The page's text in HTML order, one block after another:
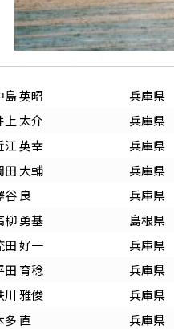
島 英昭 兵庫県
上 太介
兵庫県
江 英幸
兵庫県
田 大輔
兵庫県
谷 良
兵庫県
柳 勇基
島根県
田 好一
兵庫県
田 育稔
兵庫県
川 雅俊
兵庫県
多 直
兵庫県